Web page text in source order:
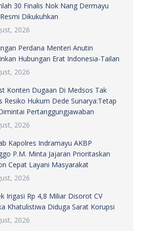
30 Finalis Nok Nang Dermayu
Dikukuhkan
2026
Perdana Menteri Anutin
Hubungan Erat Indonesia-Tailan
2026
Konten Dugaan Di Medsos Tak
Resiko Hukum Dede Sunarya:Tetap
Pertanggungjawaban
2026
Kapolres Indramayu AKBP
P.M. Minta Jajaran Prioritaskan
Cepat Layani Masyarakat
2026
Irigasi Rp 4,8 Miliar Disorot CV
Khatulistiwa Diduga Sarat Korupsi
2026